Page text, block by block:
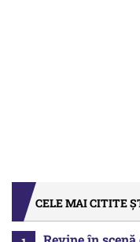
CELE MAI CITITE